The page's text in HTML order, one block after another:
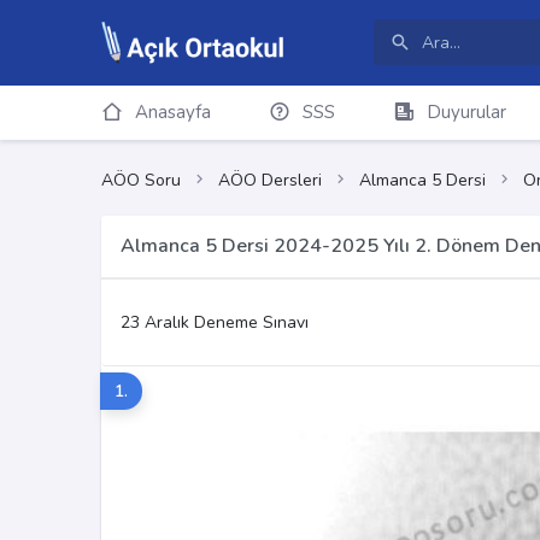
Anasayfa SSS Duyurular
AÖO Soru AÖO Dersleri Almanca 5 Dersi
Almanca 5 Dersi 2024-2025 Yılı 2. Dönem
23 Aralık Deneme Sınavı
1.